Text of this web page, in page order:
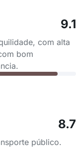
9.1
com alta
bom
8.7
público.